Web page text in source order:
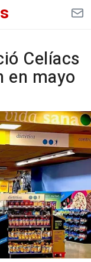
Celíacs
en mayo